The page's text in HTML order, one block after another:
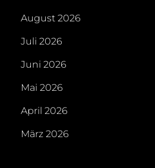
August 2026
Juli 2026
Juni 2026
Mai 2026
April 2026
März 2026